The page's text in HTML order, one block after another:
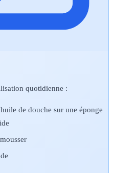
quotidienne :
de douche sur une éponge